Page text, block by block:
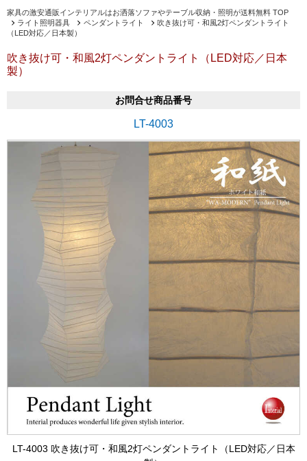
家具の激安通販インテリアルはお洒落ソファやテーブル収納・照明が送料無料 TOP
ライト照明器具
ペンダントライト
吹き抜け可・和風2灯ペンダントライト
（LED対応／日本製）
吹き抜け可・和風2灯ペンダントライト（LED対応／日本
製）
お問合せ商品番号
LT-4003
LT-4003 吹き抜け可・和風2灯ペンダントライト（LED対応／日本